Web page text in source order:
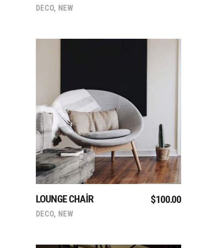
DECO, NEW
Sepete Ekle
LOUNGE CHAIR $100.00
DECO, NEW